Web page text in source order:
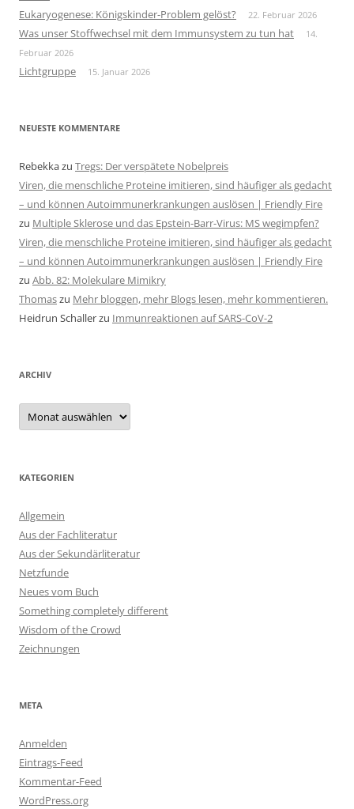
Eukaryogenese: Königskinder-Problem gelöst? 22. Februar 2026
Was unser Stoffwechsel mit dem Immunsystem zu tun hat
14.
Februar 2026
Lichtgruppe 15. Januar 2026
NEUESTE KOMMENTARE
Rebekkazu Tregs: Der verspätete Nobelpreis
Viren, die menschliche Proteine imitieren, sind häufiger als gedacht
– und können Autoimmunerkrankungen auslösen | Friendly Fire
zu Multiple Sklerose und das Epstein-Barr-Virus: MS wegimpfen?
Viren, die menschliche Proteine imitieren, sind häufiger als gedacht
– und können Autoimmunerkrankungen auslösen | Friendly Fire
zu Abb. 82: Molekulare Mimikry
Thomaszu Mehr bloggen, mehr Blogs lesen, mehr kommentieren.
Heidrun Schallerzu Immunreaktionen auf SARS-CoV-2
ARCHIV
Archiv
KATEGORIEN
Allgemein
Aus der Fachliteratur
Aus der Sekundärliteratur
Netzfunde
Neues vom Buch
Something completely different
Wisdom of the Crowd
Zeichnungen
META
Anmelden
Eintrags-Feed
Kommentar-Feed
WordPress.org